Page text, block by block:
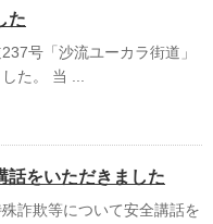
た
号「沙流ユーカラ街道」
た。 当 ...
話をいただきました
詐欺等について安全講話を